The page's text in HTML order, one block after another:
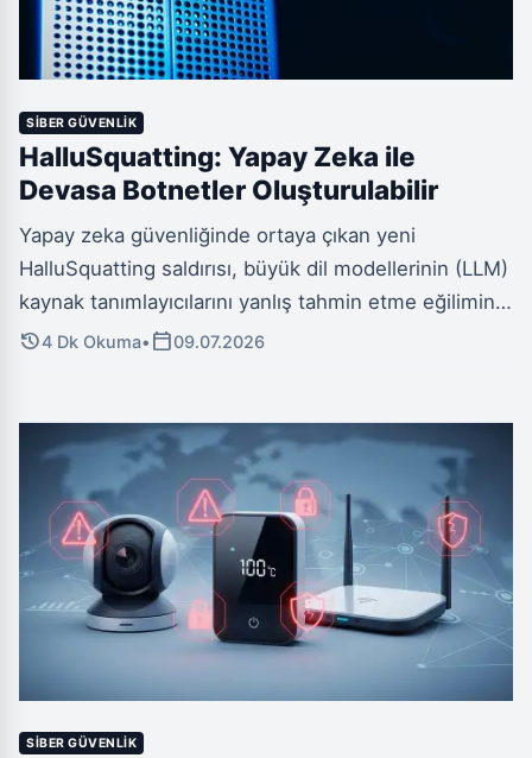
SIBER GÜVENLIK
HalluSquatting: Yapay Zeka ile
Devasa Botnetler Oluşturulabilir
Yapay zeka güvenliğinde ortaya çıkan yeni
HalluSquatting saldırısı, büyük dil modellerinin (LLM)
kaynak tanımlayıcılarını yanlış tahmin etme eğilimini
istismar ediyor. Bu yöntem, aralarında GitHub
botnetler ve geniş çaplı DDoS saldırıları oluşturma
potansiyeli taşıyor. Geleneksel prompt injection
saldırılarından farklı olarak, HalluSquatting çok sayıda
kurbanı aynı anda etkileyebiliyor.
history4 Dk Okuma• calendar_today09.07.2026
SIBER GÜVENLIK